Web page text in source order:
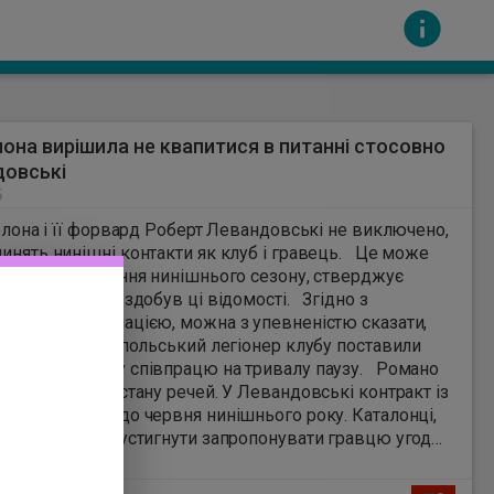
за вміст інших сайтів. Всі авторскі права
вирішила не квапитися в питанні стосовно
і її форвард Роберт Левандовські не виключено,
нинішні контакти як клуб і гравець. Це може
завершення нинішнього сезону, стверджує
Романо, який здобув ці відомості. Згідно з
інформацією, можна з упевненістю сказати,
та 37-річний польський легіонер клубу поставили
про подальшу співпрацю на тривалу паузу. Романо
такому стану речей. У Левандовські контракт із
розрахований до червня нинішнього року. Каталонці,
мають устигнути запропонувати гравцю угоду